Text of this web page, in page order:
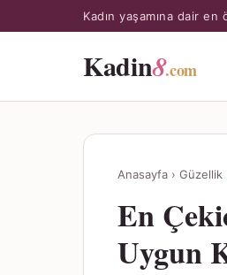
Kadın yaşamına dair
Kadin8.com
Anasayfa › Güzellik
En
Uygun